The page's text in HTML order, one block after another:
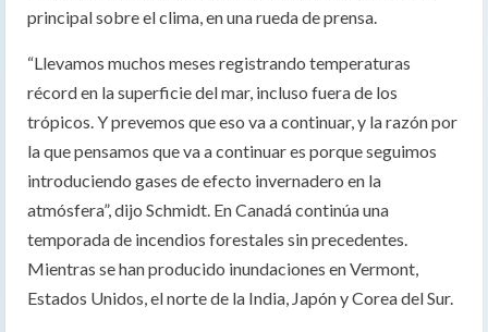
principal sobre el clima, en una rueda de prensa.
“Llevamos muchos meses registrando temperaturas
récord en la superficie del mar, incluso fuera de los
trópicos. Y prevemos que eso va a continuar, y la razón por
la que pensamos que va a continuar es porque seguimos
introduciendo gases de efecto invernadero en la
atmósfera”, dijo Schmidt. En Canadá continúa una
temporada de incendios forestales sin precedentes.
Mientras se han producido inundaciones en Vermont,
Estados Unidos, el norte de la India, Japón y Corea del Sur.